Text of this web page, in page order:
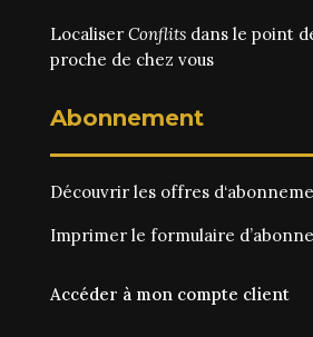
Localiser Conflitsdans le point
proche de chez vous
Abonnement
Découvrir les offres
Imprimer le formulaire
Accéder à mon compte client